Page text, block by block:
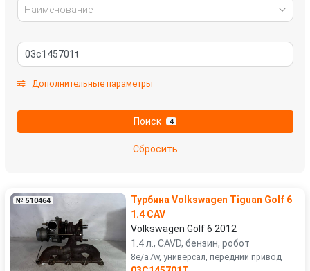
Mitsubishi
Omoda Opel
Skoda SsangYong
Наименование
Дополнительные параметры
Поиск 4
Сбросить
№ 510464
Турбина Volkswagen Tiguan Golf 6
1.4 CAV
Volkswagen Golf 6 2012
1.4 л., CAVD, бензин, робот
8e/a7w, универсал, передний привод